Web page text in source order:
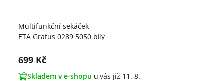
Multifunkční sekáček
ETA Gratus 0289 5050 bílý
Cena s DPH:
699 Kč
Skladem v e-shopu u vás již 11. 8.